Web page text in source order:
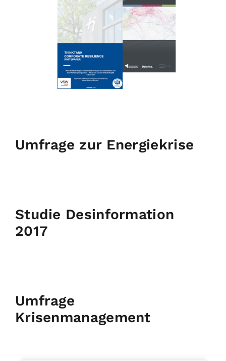
Umfrage zur Energiekrise
Studie Desinformation
2017
Umfrage
Krisenmanagement